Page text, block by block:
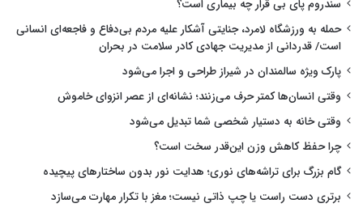
سندروم پای بی قرار چه بیماری است؟
حمله به ورزشگاه لامرد، جنایتی آشکار علیه مردم بی‌دفاع و فاجعه‌ای انسانی
است/ قدردانی از مدیریت جهادی کادر سلامت در بحران
پارک ویژه سالمندان در شیراز طراحی و اجرا می‌شود
وقتی انسان‌ها کمتر حرف می‌زنند؛ نشانه‌ای از عصر انزوای خاموش
وقتی خانه به دستیار شخصی شما تبدیل می‌شود
چرا حفظ کاهش وزن این‌قدر سخت است؟
گام بزرگ برای تراشه‌های نوری؛ هدایت نور بدون ساختارهای پیچیده
برتری دست راست یا چپ ذاتی نیست؛ مغز با تکرار مهارت می‌سازد